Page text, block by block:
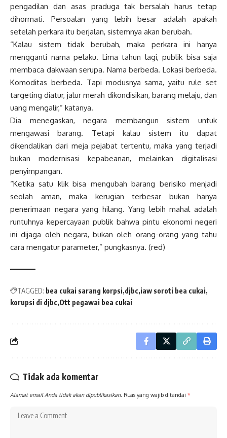
pengadilan dan asas praduga tak bersalah harus tetap
dihormati. Persoalan yang lebih besar adalah apakah
setelah perkara itu berjalan, sistemnya akan berubah.
“Kalau sistem tidak berubah, maka perkara ini hanya
mengganti nama pelaku. Lima tahun lagi, publik bisa saja
membaca dakwaan serupa. Nama berbeda. Lokasi berbeda.
Komoditas berbeda. Tapi modusnya sama, yaitu rule set
targeting diatur, jalur merah dikondisikan, barang melaju, dan
uang mengalir,” katanya.
Dia menegaskan, negara membangun sistem untuk
mengawasi barang. Tetapi kalau sistem itu dapat
dikendalikan dari meja pejabat tertentu, maka yang terjadi
bukan modernisasi kepabeanan, melainkan digitalisasi
penyimpangan.
“Ketika satu klik bisa mengubah barang berisiko menjadi
seolah aman, maka kerugian terbesar bukan hanya
penerimaan negara yang hilang. Yang lebih mahal adalah
runtuhnya kepercayaan publik bahwa pintu ekonomi negeri
ini dijaga oleh negara, bukan oleh orang-orang yang tahu
cara mengatur parameter,” pungkasnya. (red)
TAGGED: bea cukai sarang korpsi djbc iaw soroti bea cukai
korupsi di djbc Ott pegawai bea cukai
Tidak ada komentar
Alamat email Anda tidak akan dipublikasikan. Ruas yang wajib ditandai *